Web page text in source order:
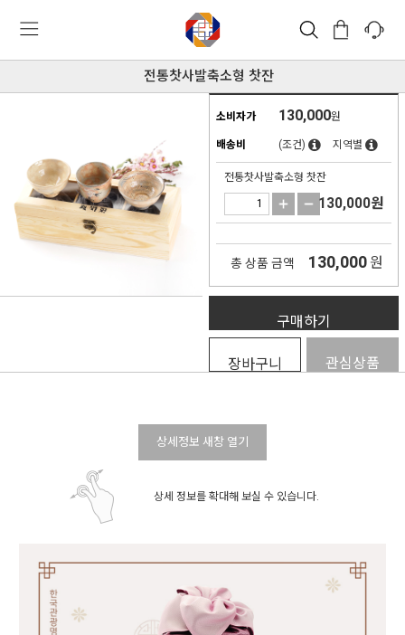
전통찻사발축소형 찻잔
소비자가 130,000원
배송비 (조건) 지역별
전통찻사발축소형 찻잔
130,000원
총 상품 금액 130,000 원
구매하기
장바구니 관심상품
상세정보 새창 열기
상세 정보를 확대해 보실 수 있습니다.